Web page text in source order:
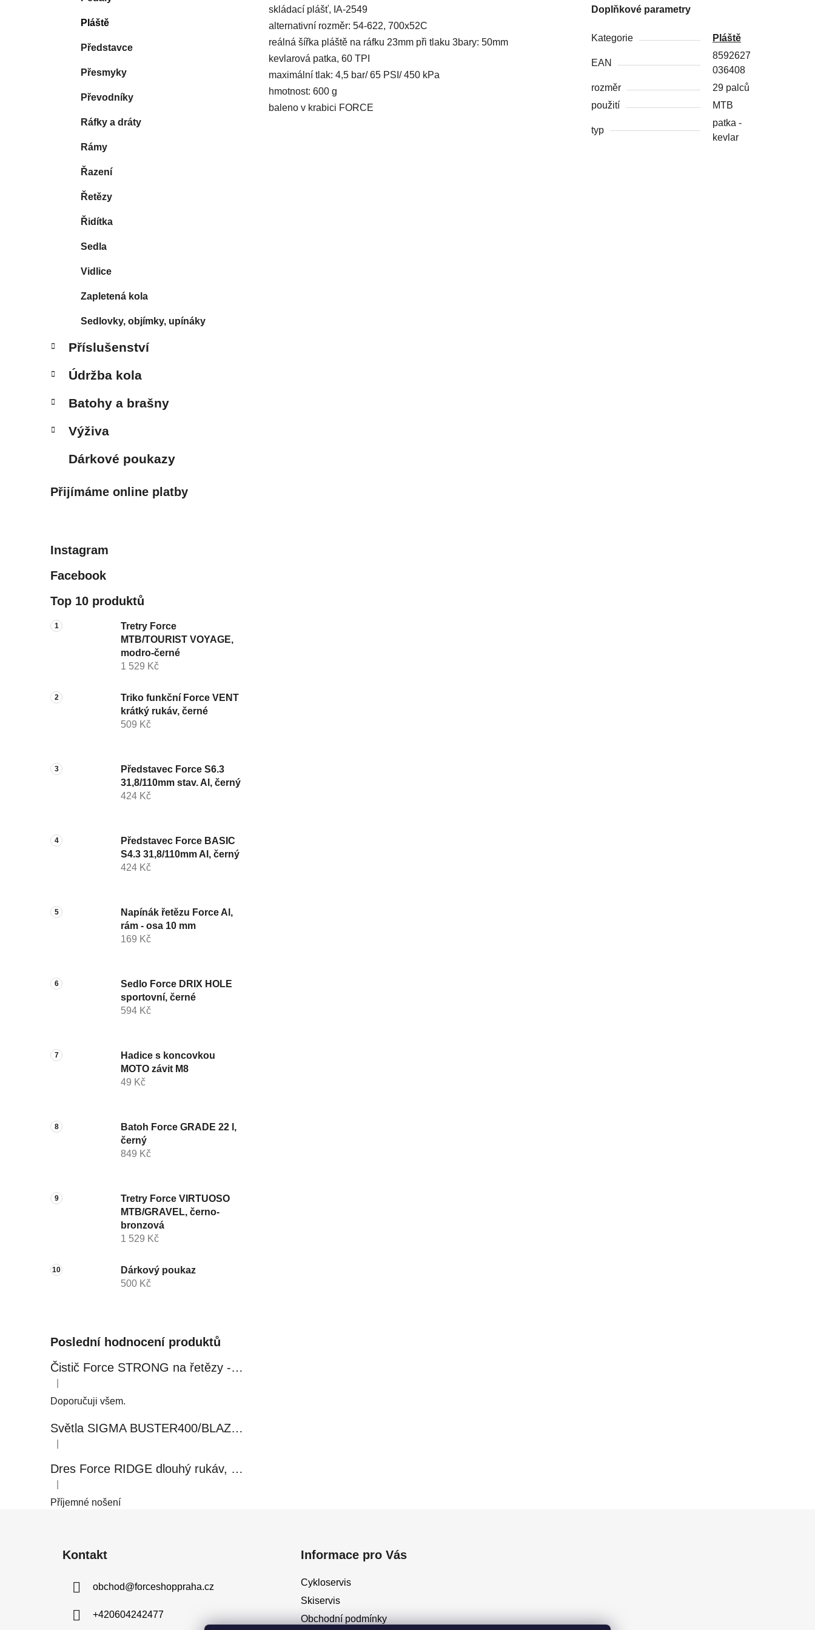
Pláště
Představce
Přesmyky
Převodníky
Ráfky a dráty
Rámy
Řazení
Řetězy
Řidítka
Sedla
Vidlice
Zapletená kola
Sedlovky, objímky, upínáky
Příslušenství
Údržba kola
Batohy a brašny
Výživa
Dárkové poukazy
Přijímáme online platby
Instagram
Facebook
Top 10 produktů
Tretry Force
MTB/TOURIST VOYAGE,
modro-černé
1 529 Kč
Triko funkční Force VENT
krátký rukáv, černé
509 Kč
Představec Force S6.3
31,8/110mm stav. Al, černý
424 Kč
Představec Force BASIC
S4.3 31,8/110mm Al, černý
424 Kč
Napínák řetězu Force Al,
rám - osa 10 mm
169 Kč
Sedlo Force DRIX HOLE
sportovní, černé
594 Kč
Hadice s koncovkou
MOTO závit M8
49 Kč
Batoh Force GRADE 22 l,
černý
849 Kč
Tretry Force VIRTUOSO
MTB/GRAVEL, černo-
bronzová
1 529 Kč
Dárkový poukaz
500 Kč
Poslední hodnocení produktů
Čistič Force STRONG na řetězy - 0,5 l, láhev - růžový
Hodnocení produktu je 5 z 5 hvězdiček.
Doporučuji všem.
Světla SIGMA BUSTER400/BLAZE FLASH, přední+zadní
Hodnocení produktu je 5 z 5 hvězdiček.
Dres Force RIDGE dlouhý rukáv, černo-modrý
Hodnocení produktu je 5 z 5 hvězdiček.
Příjemné nošení
skládací plášť, IA-2549
alternativní rozměr: 54-622, 700x52C
reálná šířka pláště na ráfku 23mm při tlaku 3bary: 50mm
kevlarová patka, 60 TPI
maximální tlak: 4,5 bar/ 65 PSI/ 450 kPa
hmotnost: 600 g
baleno v krabici FORCE
Doplňkové parametry
Kategorie Pláště
EAN
8592627
036408
rozměr
29 palců
použití
MTB
typ
patka -
kevlar
Kontakt
obchod@forceshoppraha.cz
+420604242477
Informace pro Vás
Cykloservis
Skiservis
Obchodní podmínky